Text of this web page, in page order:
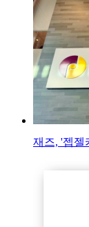
재즈, '젭젤